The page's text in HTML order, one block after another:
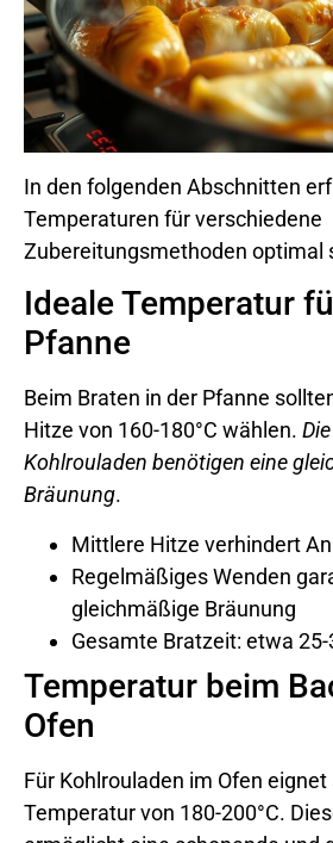
In den folgenden Abschnitten
Temperaturen für verschiedene
Zubereitungsmethoden optimal
Ideale Temperatur
Pfanne
Beim Braten in der Pfanne
Hitze von 160-180°C wählen.
Kohlrouladen benötigen eine
Bräunung.
Mittlere Hitze verhindert
Regelmäßiges Wenden
gleichmäßige Bräunung
Gesamte Bratzeit: etwa
Temperatur beim
Ofen
Für Kohlrouladen im Ofen eignet
Temperatur von 180-200°C.